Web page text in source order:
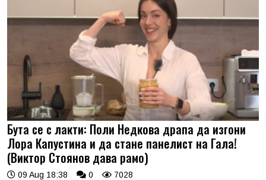
Бута се с лакти: Поли Недкова драпа да изгони
Лора Капустина и да стане панелист на Гала!
(Виктор Стоянов дава рамо)
09 Aug 18:38 0 7028